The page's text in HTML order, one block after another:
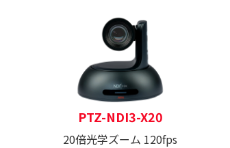
PTZ-NDI3-X20
20倍光学ズーム 120fps